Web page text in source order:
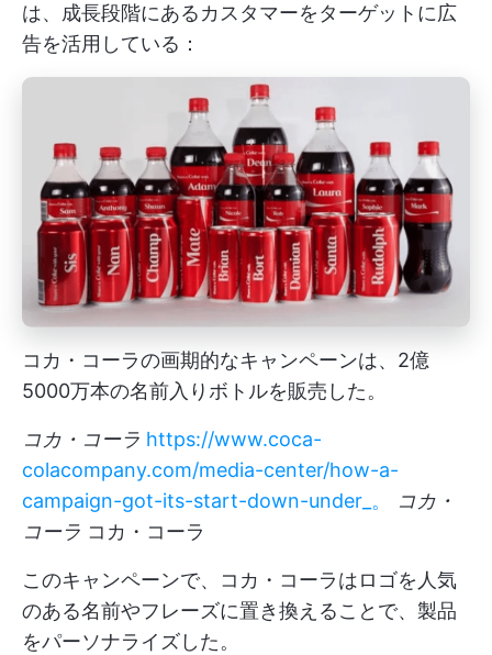
は、成長段階にあるカスタマーをターゲットに広
告を活用している：
コカ・コーラの画期的なキャンペーンは、2億
5000万本の名前入りボトルを販売した。
コカ・コーラ https://www.coca-
colacompany.com/media-center/how-a-
campaign-got-its-start-down-under_。
コカ・
コーラ コカ・コーラ
このキャンペーンで、コカ・コーラはロゴを人気
のある名前やフレーズに置き換えることで、製品
をパーソナライズした。